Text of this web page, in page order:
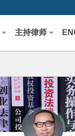
主持律师